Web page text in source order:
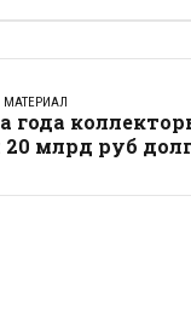
года
20 млрд руб